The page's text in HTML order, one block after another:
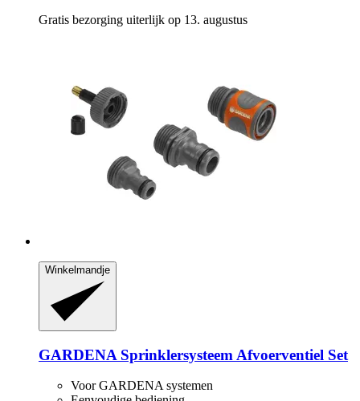
Gratis bezorging uiterlijk op 13. augustus
Winkelmandje
GARDENA Sprinklersysteem Afvoerventiel Set
Voor GARDENA systemen